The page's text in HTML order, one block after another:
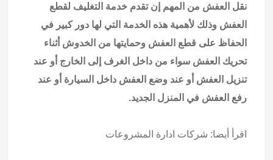
نقل العفش من المهم إن تقدم خدمة التغليف لقطع
العفش وذلك لأهمية هذه الخدمة التي لها دور كبير في
الحفاظ على قطع العفش وحمايتها من الخدوش أثناء
تحريك العفش سواء من داخل الغرف إلى الخارج أو عند
تنزيل العفش أو عند وضع العفش داخل السيارة أو عند
رفع العفش في المنزل الجديد.
اقرأ أيضا: شركات ادارة المشروعات